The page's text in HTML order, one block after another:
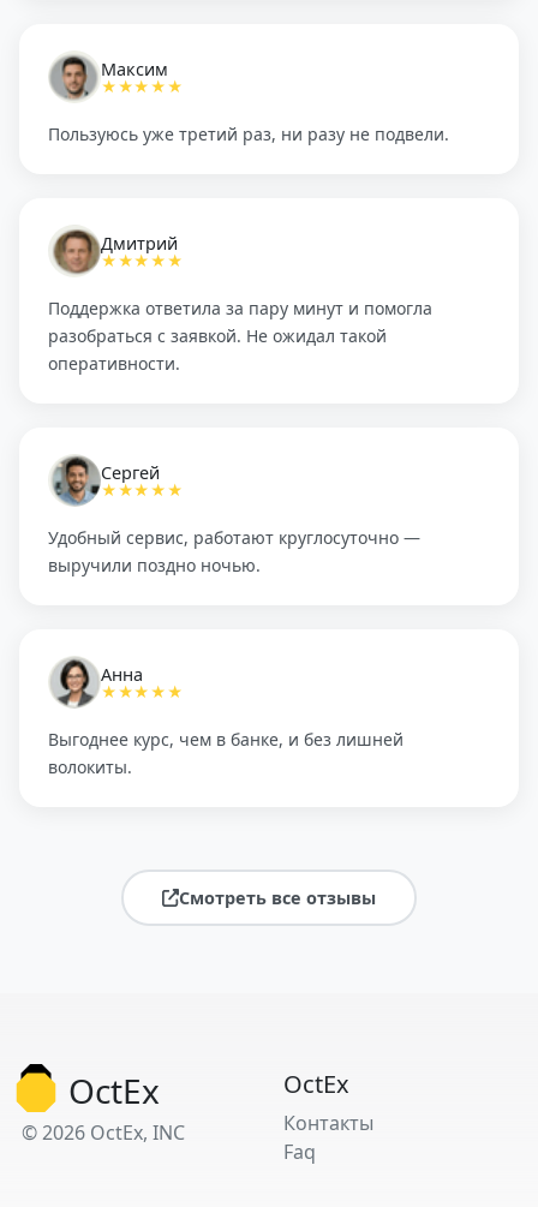
Максим
★★★★★
Пользуюсь уже третий раз, ни разу не подвели.
Дмитрий
★★★★★
Поддержка ответила за пару минут и помогла
разобраться с заявкой. Не ожидал такой
оперативности.
Сергей
★★★★★
Удобный сервис, работают круглосуточно —
выручили поздно ночью.
Анна
★★★★★
Выгоднее курс, чем в банке, и без лишней
волокиты.
Смотреть все отзывы
OctEx
© 2026 OctEx, INC
OctEx
Контакты
Faq